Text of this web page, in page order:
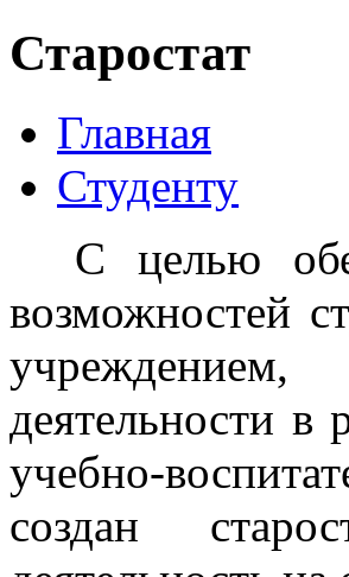
Старостат
Главная
Студенту
С целью
возможностей
деятельности
учебно-
создан